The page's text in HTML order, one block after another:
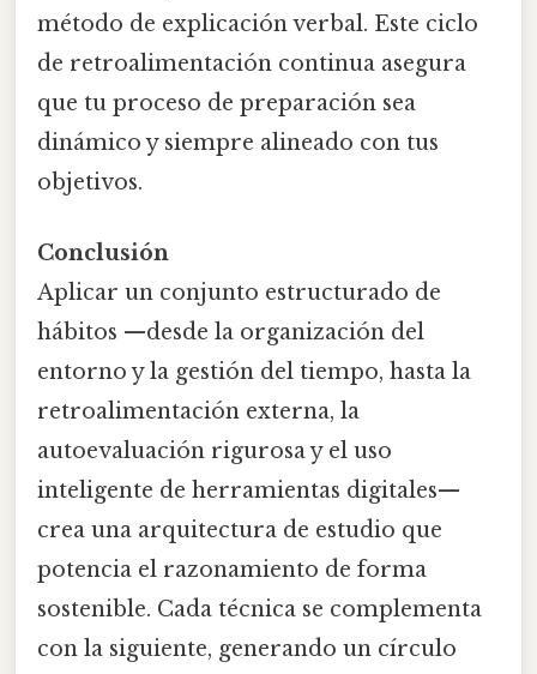
método de explicación verbal. Este ciclo
de retroalimentación continua asegura
que tu proceso de preparación sea
dinámico y siempre alineado con tus
objetivos.
Conclusión
Aplicar un conjunto estructurado de
hábitos —desde la organización del
entorno y la gestión del tiempo, hasta la
retroalimentación externa, la
autoevaluación rigurosa y el uso
inteligente de herramientas digitales—
crea una arquitectura de estudio que
potencia el razonamiento de forma
sostenible. Cada técnica se complementa
con la siguiente, generando un círculo